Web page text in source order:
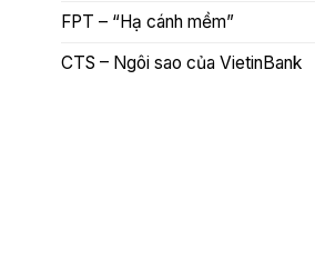
FPT – “Hạ cánh mềm”
CTS – Ngôi sao của VietinBank